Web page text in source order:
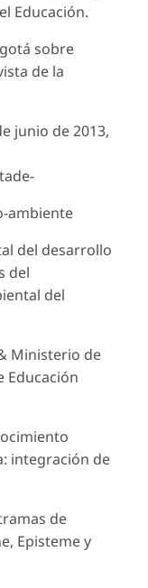
Educación.
sobre
de la
junio de 2013,
ambiente
del desarrollo
del
del
Ministerio de
Educación
integración de
de
Episteme y